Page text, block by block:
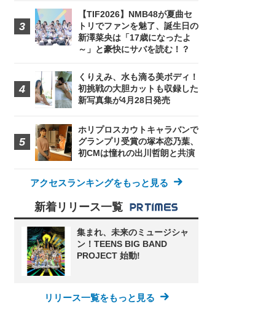
【TIF2026】NMB48が夏曲セ
トリでファンを魅了、誕生日の
新澤菜央は「17歳になったよ
～」と豪快にサバを読む！？
くりえみ、水も滴る美ボディ！
初挑戦の大胆カットも収録した
新写真集が4月28日発売
ホリプロスカウトキャラバンで
グランプリ受賞の塚本恋乃葉、
初CMは憧れの出川哲朗と共演
アクセスランキングをもっと見る
新着リリース一覧
集まれ、未来のミュージシャ
ン！TEENS BIG BAND
PROJECT 始動!
リリース一覧をもっと見る